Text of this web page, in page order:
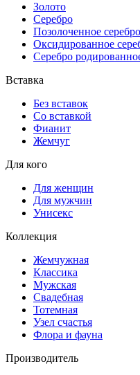
Золото
Серебро
Позолоченное серебро
Оксидированное
Серебро
Вставка
Без вставок
Со вставкой
Фианит
Жемчуг
Для кого
Для женщин
Для мужчин
Унисекс
Коллекция
Жемчужная
Классика
Мужская
Свадебная
Тотемная
Узел счастья
Флора и фауна
Производитель